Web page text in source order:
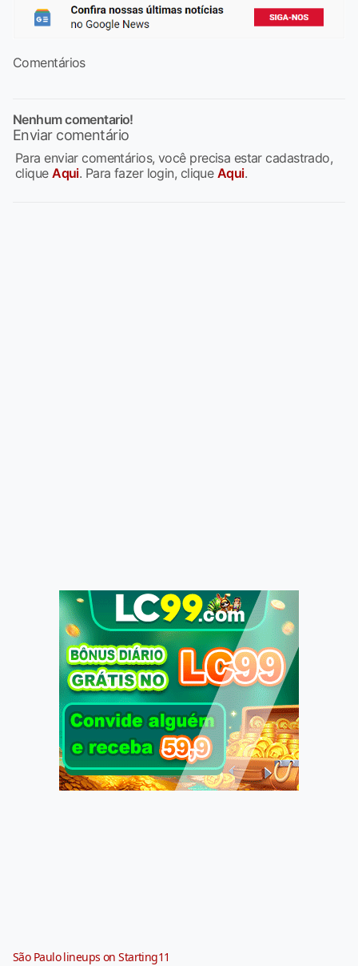
Comentários
Nenhum comentario!
Enviar comentário
Para enviar comentários, você precisa estar cadastrado,
cliqueAqui. Para fazer login, clique Aqui.
São Paulo lineups on Starting11